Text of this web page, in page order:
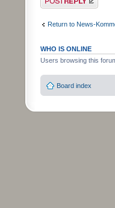
Return to News-
WHO IS ONLINE
Users browsing this
Board index